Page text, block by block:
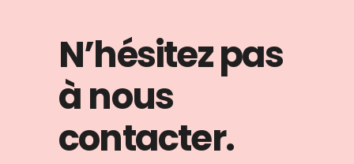
N’hésitez pas
à nous
contacter.